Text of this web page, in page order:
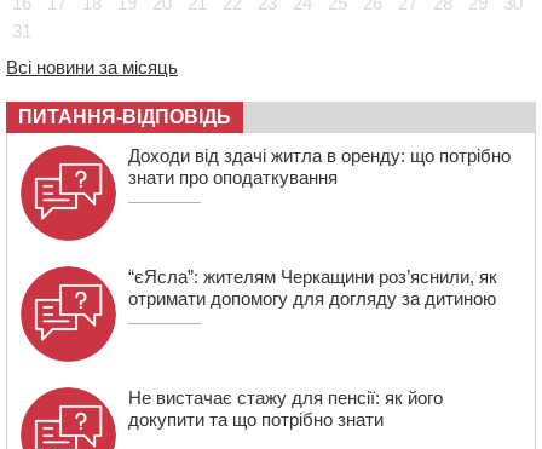
08:20
Обрано претендента на посаду директора
Мокрокалигірського психоневрологічного інтернату
07:23 Уманські міграційники видворили з країни грузина,
який відсидів термін у колонії
31
Всі новини за місяць
ПИТАННЯ-ВІДПОВІДЬ
Доходи від здачі житла в оренду: що потрібно
знати про оподаткування
“єЯсла”: жителям Черкащини роз’яснили, як
отримати допомогу для догляду за дитиною
Не вистачає стажу для пенсії: як його
докупити та що потрібно знати